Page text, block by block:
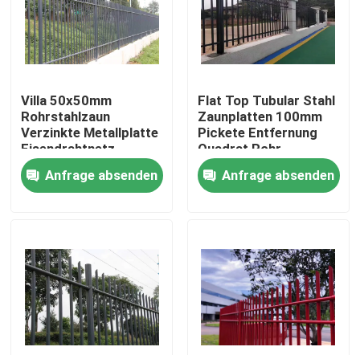
VR-Show
Über uns
Fabrik-Ausflug
Qualitätskontrolle
Nachrichten
Fechten der geschweißten Masche
Villa 50x50mm
Rohrstahlzaun
Verzinkte Metallplatte
Eisendrahtnetz
Ornamental
Anfrage absenden
Flat Top Tubular Stahl
Zaunplatten 100mm
Pickete Entfernung
Quadrat Rohr
Horizontale Schiene
Anfrage absenden